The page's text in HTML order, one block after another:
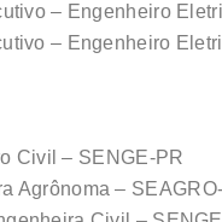
– Engenheiro
– Engenheiro
Civil – SENGE-PR
Agrônoma –